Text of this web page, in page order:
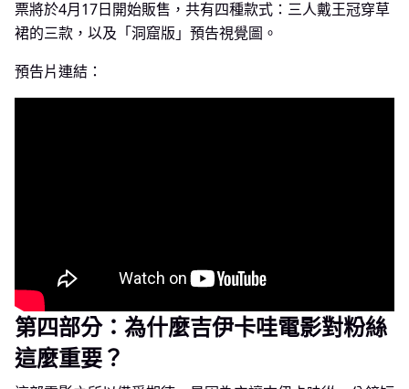
票將於4月17日開始販售，共有四種款式：三人戴王冠穿草
裙的三款，以及「洞窟版」預告視覺圖。
預告片連結：
第四部分：為什麼吉伊卡哇電影對粉絲
這麼重要？